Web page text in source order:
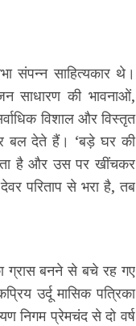
संपन्न साहित्यकार थे।
साधारण की भावनाओं,
विशाल और विस्तृत
बल देते हैं। ‘बड़े घर की
है और उस पर खींचकर
परिताप से भरा है, तब
ग्रास बनने से बचे रह गए
उर्दू मासिक पत्रिका
निगम प्रेमचंद से दो वर्ष